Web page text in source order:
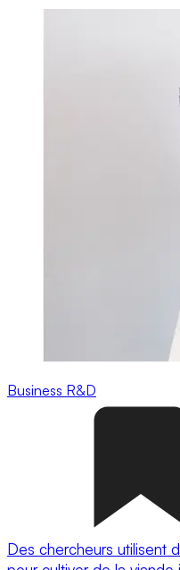
Business R&D
Des chercheurs utilisent